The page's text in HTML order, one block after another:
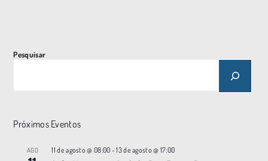
Pesquisar
Próximos Eventos
AGO 11 de agosto @ 08:00 -13 de agosto @ 17:00